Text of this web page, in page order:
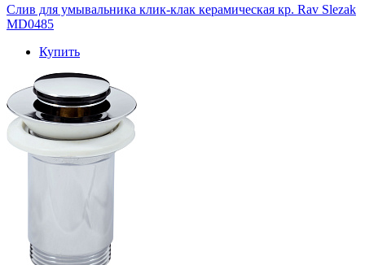
Слив для умывальника клик-клак керамическая кр. Rav Slezak
MD0485
Купить